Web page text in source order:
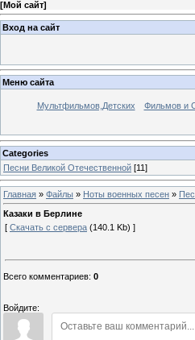
[Мой сайт]
Вход на сайт
Меню сайта
Мультфильмов,Детских Фильмов и
Categories
Песни Великой Отечественной [11]
Главная » Файлы » Ноты военных песен »
Казаки в Берлине
[ Скачать с сервера (140.1 Kb) ]
Всего комментариев: 0
Войдите: